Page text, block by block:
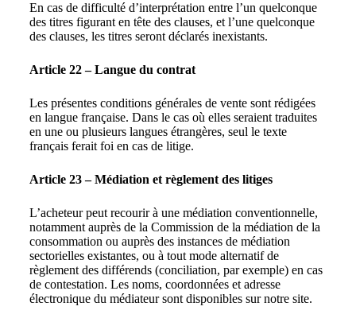
En cas de difficulté d’interprétation entre l’un quelconque
des titres figurant en tête des clauses, et l’une quelconque
des clauses, les titres seront déclarés inexistants.
Article 22 – Langue du contrat
Les présentes conditions générales de vente sont rédigées
en langue française. Dans le cas où elles seraient traduites
en une ou plusieurs langues étrangères, seul le texte
français ferait foi en cas de litige.
Article 23 – Médiation et règlement des litiges
L’acheteur peut recourir à une médiation conventionnelle,
notamment auprès de la Commission de la médiation de la
consommation ou auprès des instances de médiation
sectorielles existantes, ou à tout mode alternatif de
règlement des différends (conciliation, par exemple) en cas
de contestation. Les noms, coordonnées et adresse
électronique du médiateur sont disponibles sur notre site.